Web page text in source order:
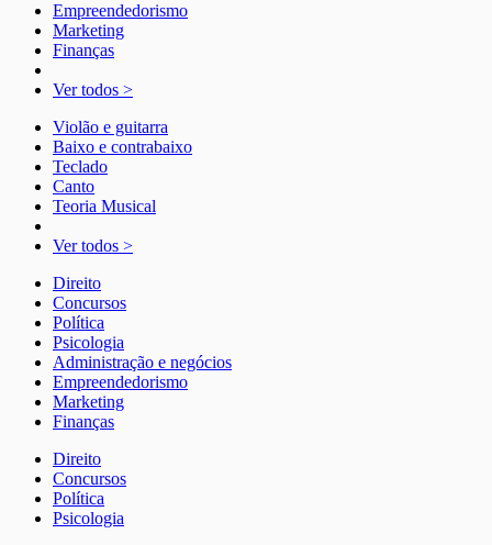
Empreendedorismo
Marketing
Finanças
Ver todos >
Violão e guitarra
Baixo e contrabaixo
Teclado
Canto
Teoria Musical
Ver todos >
Direito
Concursos
Política
Psicologia
Administração e negócios
Empreendedorismo
Marketing
Finanças
Direito
Concursos
Política
Psicologia